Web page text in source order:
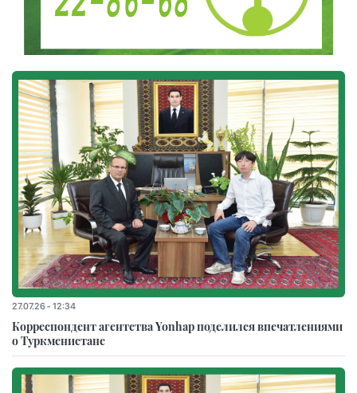
27.07.26 - 12:34
Корреспондент агентства Yonhap поделился впечатлениями
о Туркменистане